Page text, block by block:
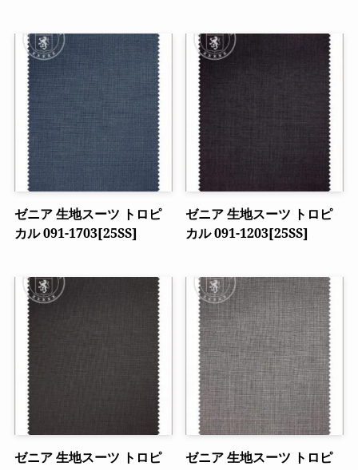
ゼニア 生地スーツ トロピ
カル 091-1703[25SS]
ゼニア 生地スーツ トロピ
カル 091-1203[25SS]
ゼニア 生地スーツ トロピ
ゼニア 生地スーツ トロピ